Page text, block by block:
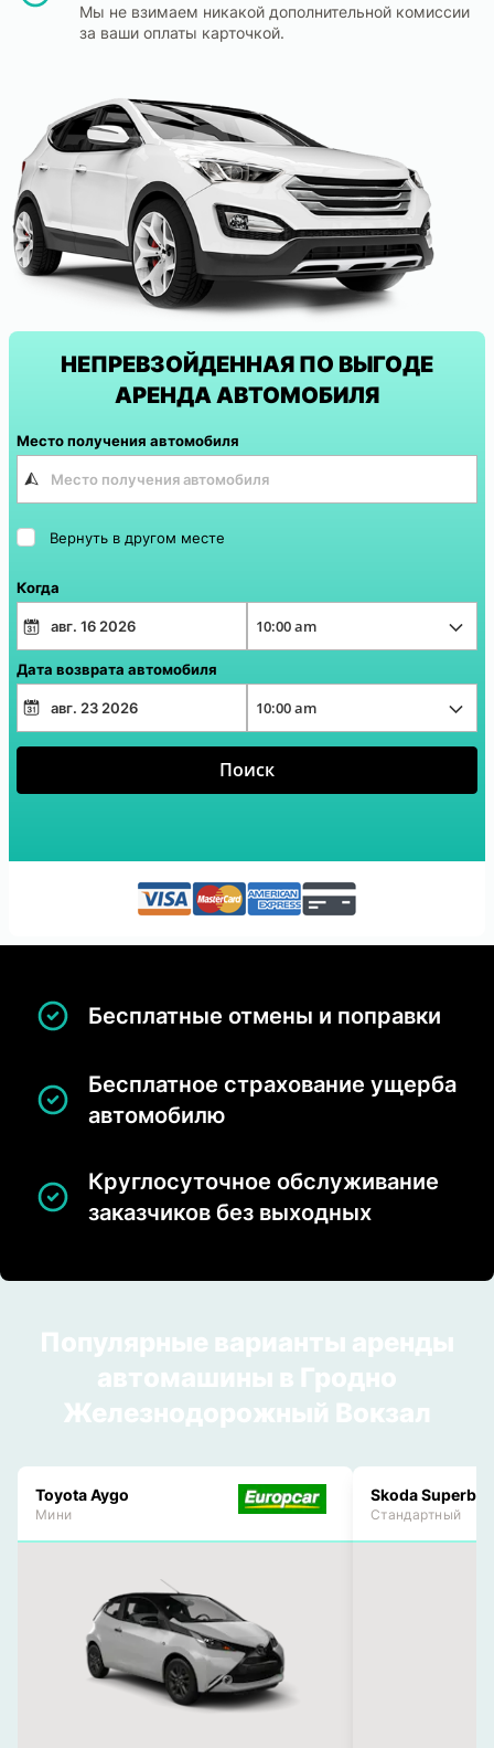
Мы не взимаем никакой дополнительной комиссии
за ваши оплаты карточкой.
НЕПРЕВЗОЙДЕННАЯ ПО ВЫГОДЕ
АРЕНДА АВТОМОБИЛЯ
Место получения автомобиля
Вернуть в другом месте
Когда
Дата возврата автомобиля
Поиск
Бесплатные отмены и поправки
Бесплатное страхование ущерба
автомобилю
Круглосуточное обслуживание
заказчиков без выходных
Популярные варианты аренды
автомашины в Гродно
Железнодорожный Вокзал
Toyota Aygo
Мини
Skoda Superb
Стандартный